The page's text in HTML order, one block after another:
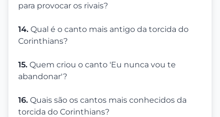
para provocar os rivais?
14. Qual é o canto mais antigo da torcida do
Corinthians?
15. Quem criou o canto 'Eu nunca vou te
abandonar'?
16. Quais são os cantos mais conhecidos da
torcida do Corinthians?